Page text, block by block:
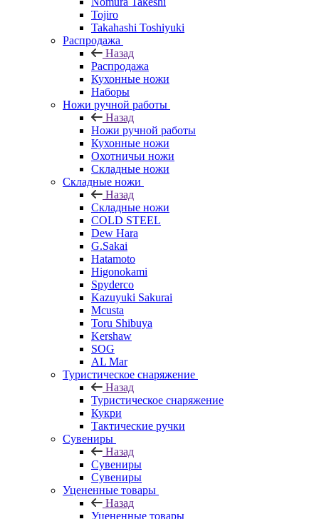
Tojiro
Takahashi Toshiyuki
Распродажа
Назад
Распродажа
Кухонные ножи
Наборы
Ножи ручной работы
Назад
Ножи ручной работы
Кухонные ножи
Охотничьи ножи
Складные ножи
Складные ножи
Назад
Складные ножи
COLD STEEL
Dew Hara
G.Sakai
Hatamoto
Higonokami
Spyderco
Kazuyuki Sakurai
Mcusta
Toru Shibuya
Kershaw
SOG
AL Mar
Туристическое снаряжение
Назад
Туристическое снаряжение
Кукри
Тактические ручки
Сувениры
Назад
Сувениры
Сувениры
Уцененные товары
Назад
Уцененные товары